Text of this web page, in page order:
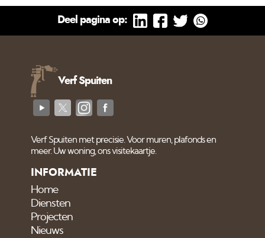
Deel pagina op:
Verf Spuiten
Verf Spuiten met precisie. Voor muren, plafonds en
meer. Uw woning, ons visitekaartje.
INFORMATIE
Home
Diensten
Projecten
Nieuws